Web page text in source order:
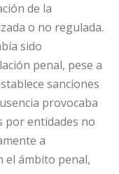
de la
o no regulada.
sido
penal, pese a
sanciones
provocaba
por entidades no
a
el ámbito penal,